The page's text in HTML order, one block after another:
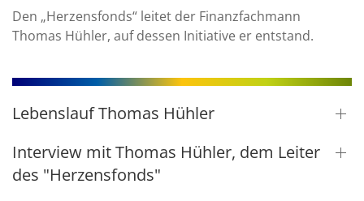
Den „Herzensfonds“ leitet der Finanzfachmann
Thomas Hühler, auf dessen Initiative er entstand.
Lebenslauf Thomas Hühler
Interview mit Thomas Hühler, dem Leiter
des "Herzensfonds"